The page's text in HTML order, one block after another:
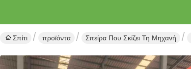
Σπίτι προϊόντα Σπείρα Που Σκίζει Τη Μηχανή